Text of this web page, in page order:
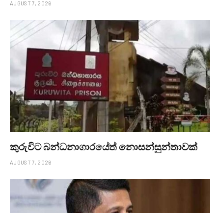
AUGUST 7, 2026
කුරුවිට බන්ධනාගාරයේත් නොසන්සුන්තාවක්
AUGUST 7, 2026